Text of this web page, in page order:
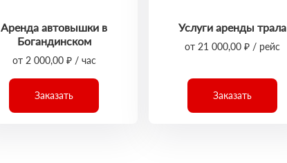
Аренда автовышки в
Богандинском
от 2 000,00 ₽ / час
Заказать
Услуги аренды трала
от 21 000,00 ₽ / рейс
Заказать